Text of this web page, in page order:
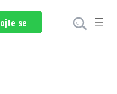
se
a práce